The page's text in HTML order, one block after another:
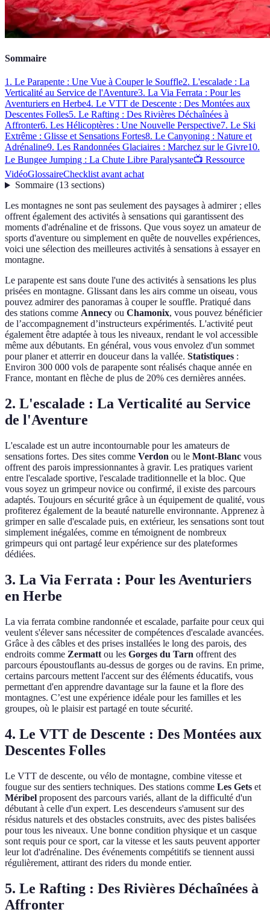
Sommaire
1. Le Parapente : Une Vue à Couper le Souffle2. L'escalade : La
Verticalité au Service de l'Aventure3. La Via Ferrata : Pour les
Aventuriers en Herbe4. Le VTT de Descente : Des Montées aux
Descentes Folles5. Le Rafting : Des Rivières Déchaînées à
Affronter6. Les Hélicoptères : Une Nouvelle Perspective7. Le Ski
Extrême : Glisse et Sensations Fortes8. Le Canyoning : Nature et
Adrénaline9. Les Randonnées Glaciaires : Marchez sur le Givre10.
Le Bungee Jumping : La Chute Libre Paralysante📺 Ressource
VidéoGlossaireChecklist avant achat
Sommaire(13 sections)
Les montagnes ne sont pas seulement des paysages à admirer ; elles
offrent également des activités à sensations qui garantissent des
moments d'adrénaline et de frissons. Que vous soyez un amateur de
sports d'aventure ou simplement en quête de nouvelles expériences,
voici une sélection des meilleures activités à sensations à essayer en
montagne.
Le parapente est sans doute l'une des activités à sensations les plus
prisées en montagne. Glissant dans les airs comme un oiseau, vous
pouvez admirer des panoramas à couper le souffle. Pratiqué dans
des stations comme Annecy ou Chamonix, vous pouvez bénéficier
de l’accompagnement d’instructeurs expérimentés. L'activité peut
également être adaptée à tous les niveaux, rendant le vol accessible
même aux débutants. En général, vous vous envolez d'un sommet
pour planer et atterrir en douceur dans la vallée. Statistiques :
Environ 300 000 vols de parapente sont réalisés chaque année en
France, montant en flèche de plus de 20% ces dernières années.
2. L'escalade : La Verticalité au Service
de l'Aventure
L'escalade est un autre incontournable pour les amateurs de
sensations fortes. Des sites comme Verdon ou le Mont-Blanc vous
offrent des parois impressionnantes à gravir. Les pratiques varient
entre l'escalade sportive, l'escalade traditionnelle et la bloc. Que
vous soyez un grimpeur novice ou confirmé, il existe des parcours
adaptés. Toujours en sécurité grâce à un équipement de qualité, vous
profiterez également de la beauté naturelle environnante. Apprenez à
grimper en salle d'escalade puis, en extérieur, les sensations sont tout
simplement inégalées, comme en témoignent de nombreux
grimpeurs qui ont partagé leur expérience sur des plateformes
dédiées.
3. La Via Ferrata : Pour les Aventuriers
en Herbe
La via ferrata combine randonnée et escalade, parfaite pour ceux qui
veulent s'élever sans nécessiter de compétences d'escalade avancées.
Grâce à des câbles et des prises installées le long des parois, des
endroits comme Zermatt ou les Gorges du Tarn offrent des
parcours époustouflants au-dessus de gorges ou de ravins. En prime,
certains parcours mettent l'accent sur des éléments éducatifs, vous
permettant d'en apprendre davantage sur la faune et la flore des
montagnes. C’est une expérience idéale pour les familles et les
groupes, où le plaisir est partagé en toute sécurité.
4. Le VTT de Descente : Des Montées aux
Descentes Folles
Le VTT de descente, ou vélo de montagne, combine vitesse et
fougue sur des sentiers techniques. Des stations comme Les Gets et
Méribel proposent des parcours variés, allant de la difficulté d'un
débutant à celle d'un expert. Les descendeurs s'amusent sur des
résidus naturels et des obstacles construits, avec des pistes balisées
pour tous les niveaux. Une bonne condition physique et un casque
sont requis pour ce sport, car la vitesse et les sauts peuvent apporter
leur lot d'adrénaline. Des événements compétitifs se tiennent aussi
régulièrement, attirant des riders du monde entier.
5. Le Rafting : Des Rivières Déchaînées à
Affronter